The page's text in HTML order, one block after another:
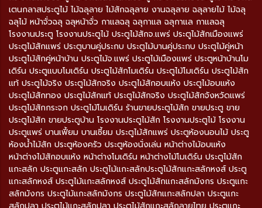
เตนกลาสประตูไม้ ไม้ฉลุลาย ไม้สักฉลุลาย งานฉลุลาย ฉลุลายไม้ ไม้ฉลุ
ฉลุไม้ หน้าจั่วฉลุ ฉลุหน้าจั่ว กาแลฉลุ ฉลุกาแล ฉลุกาแล กาแลฉลุ
โรงงานประตู โรงงานประตูไม้ ประตูไม้สักจ.แพร่ ประตูไม้สักเมืองแพร่
ประตูไม้สักแพร่ ประตูบานคู่ประกบ ประตูไม้บานคู่ประกบ ประตูไม้คู่หน้า
ประตูไม้สักคู่หน้าบ้าน ประตูไม้จ.แพร่ ประตูไม้เมืองแพร่ ประตูหน้าบ้านโม
เดิร์น ประตูแบบโมเดิร์น ประตูไม้สักโมเดิร์น ประตูไม้โมเดิร์น ประตูไม้สัก
แท้ ประตูไม้จริง ประตูไม้สักจริง ประตูไม้สักอบแห้ง ประตูไม้อบแห้ง
ประตูไม้สักทอง ประตูไม้สักแท้ ประตูไม้สักจริง ประตูไม้สักจังหวัดแพร่
ประตูไม้สักกระจก ประตูไม้โมเดิร์น ร้านขายประตูไม้สัก ขายประตู ขาย
ประตูไม้สัก ขายประตูบ้าน โรงงานประตูไม้สัก โรงงานประตูไม้ โรงงาน
ประตูแพร่ บานเฟี้ยม บานเซี้ยม ประตูไม้สักแพร่ ประตูห้องนอนไม้ ประตู
ห้องน้ำไม้สัก ประตูห้องครัว ประตูห้องนั่งเล่น หน้าต่างไม้อบแห้ง
หน้าต่างไม้สักอบแห้ง หน้าต่างโมเดิร์น หน้าต่างไม้โมเดิร์น ประตูไม้สัก
แกะสลัก ประตูแกะสลัก ประตูไม้แกะสลักประตูไม้สักแกะสลักหงส์ ประตู
แกะสลักหงส์ ประตูไม้แกะสลักหงส์ ประตูไม้สักแกะสลักมังกร ประตูแกะ
สลักมังกร ประตูไม้แกะสลักมังกร ประตูไม้สักแกะสลักปลา ประตูแกะ